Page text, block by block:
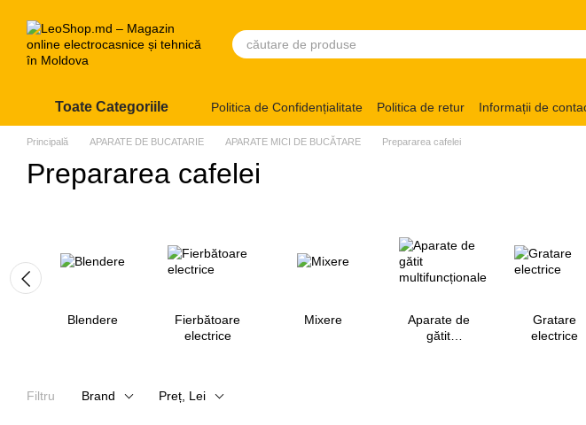
Toate Categoriile Politica de Confidențialitate Politica de retur Informații de
Principală APARATE DE BUCATARIE APARATE MICI DE BUCĂTARE Prepararea cafelei
Prepararea cafelei
Blendere
Fierbătoare
electrice
Mixere
Aparate de
gătit
Gratare
electrice
Filtru Brand Preț, Lei